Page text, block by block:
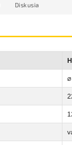
Diskusia